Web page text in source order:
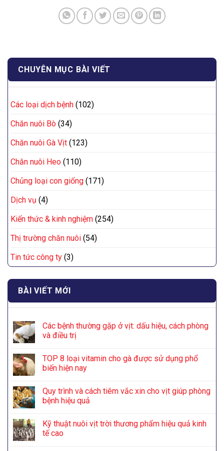
CHUYÊN MỤC BÀI VIẾT
Các loại dịch bệnh (102)
Chăn nuôi Bò (34)
Chăn nuôi Gà Vịt (123)
Chăn nuôi Heo (110)
Chủng loại con giống (171)
Dịch vụ (4)
Kiến thức & kinh nghiệm (254)
Thị trường chăn nuôi (54)
Tin tức công ty (3)
BÀI VIẾT MỚI
Các bệnh thường gặp ở vịt: dấu hiệu, cách phòng
và điều trị
TOP 8 loại vitamin cho gà được sử dụng phổ
biến hiện nay
Quy trình và cách tiêm vắc xin cho vịt giúp phòng
bệnh hiệu quả
Kỹ thuật nuôi vịt trời thương phẩm hiệu quả kinh
tế cao